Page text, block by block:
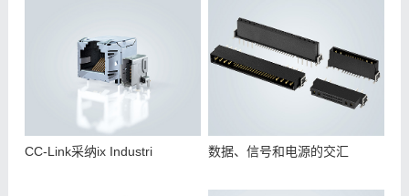
CC-Link采纳ix Industri 数据、信号和电源的交汇